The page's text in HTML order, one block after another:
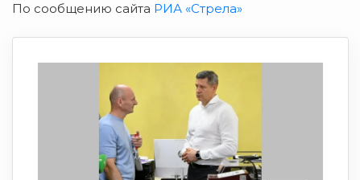
По сообщению сайта РИА «Стрела»